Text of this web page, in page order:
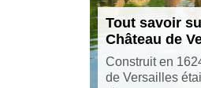
Tout savoir
Château de
Construit en
de Versailles